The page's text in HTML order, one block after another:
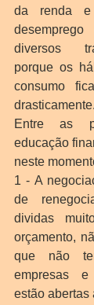
da renda
diversos
porque os
consumo
drasticamente.
Entre as
educação
neste
1 - A
de
dividas
orçamento,
que não
empresas e
estão abertas